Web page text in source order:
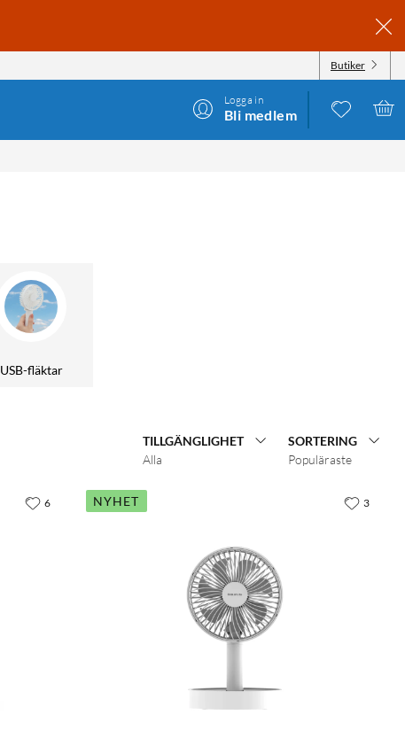
Butiker
Logga in
Bli medlem
USB-fläktar
TILLGÄNGLIGHET
Alla
SORTERING
Populäraste
6 NYHET 3